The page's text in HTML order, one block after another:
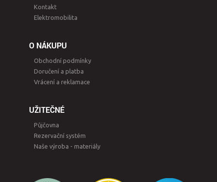
Kontakt
Elektromobilita
O NÁKUPU
Obchodní podmínky
Doručení a platba
Vrácení a reklamace
UŽITEČNÉ
Půjčovna
Rezervační systém
Naše výroba - materiály